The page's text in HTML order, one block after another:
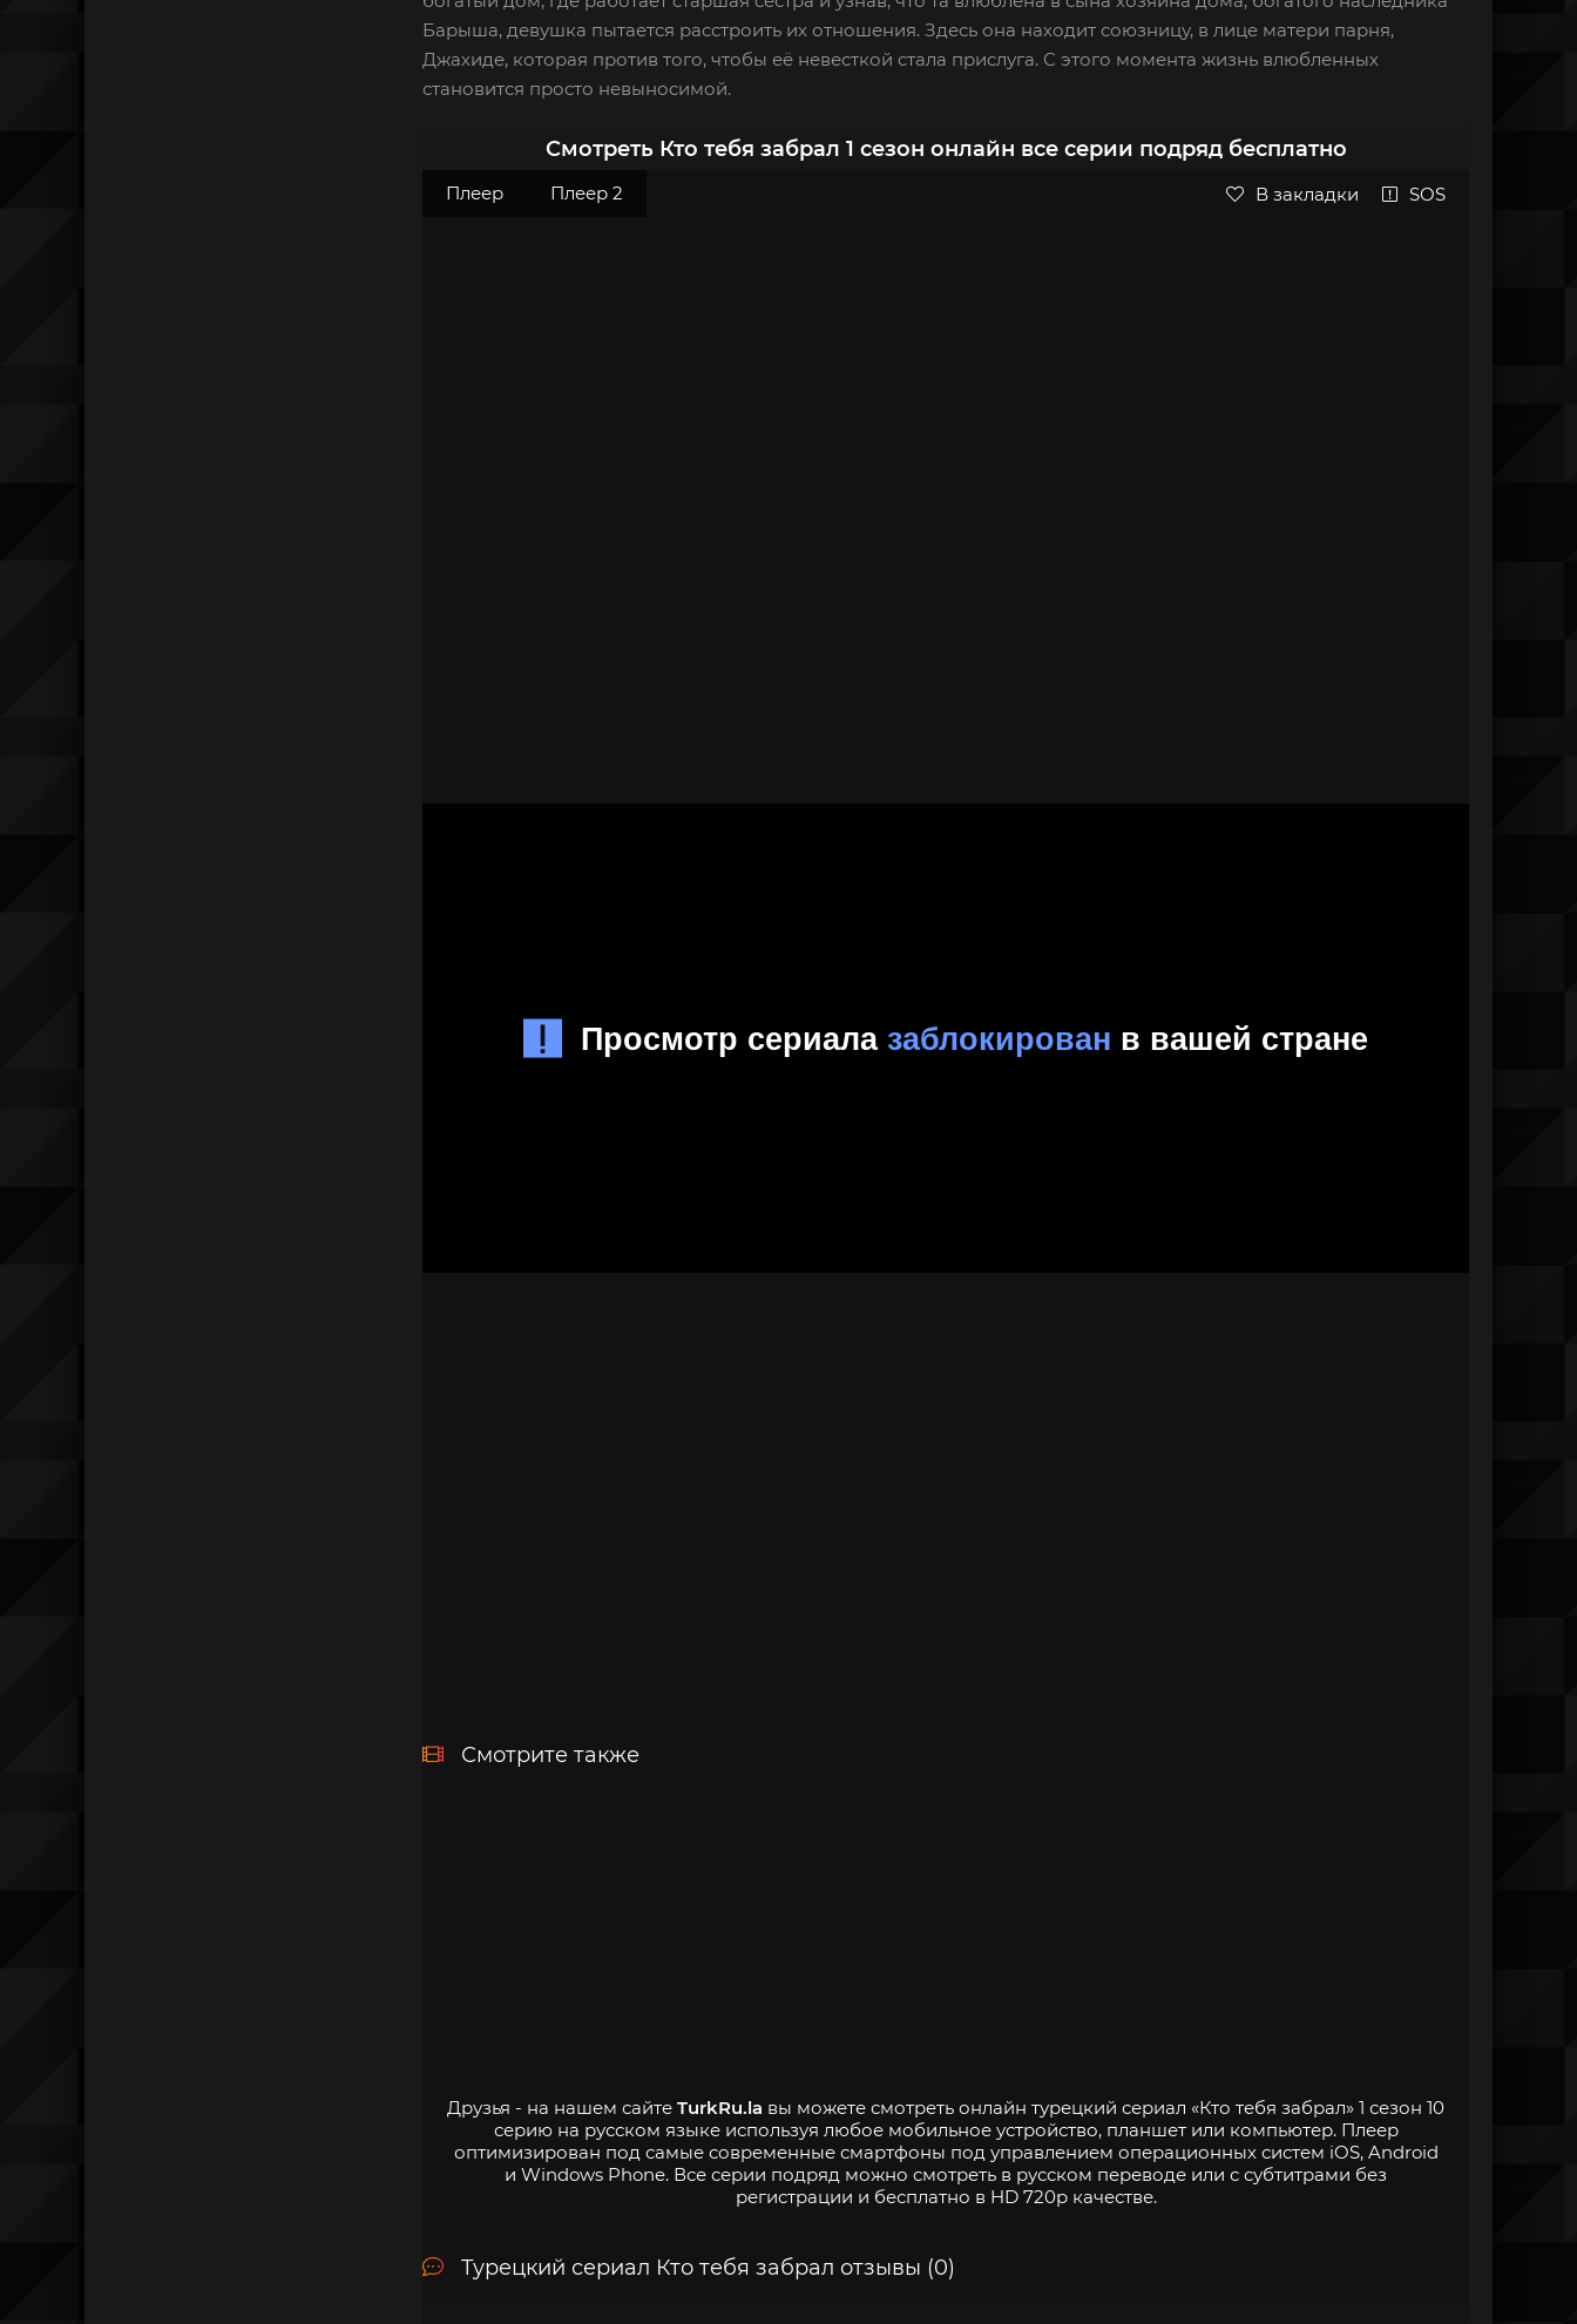
Барыша, девушка пытается расстроить их отношения. Здесь она находит союзницу, в лице матери парня,
Джахиде, которая против того, чтобы её невесткой стала прислуга. С этого момента жизнь влюбленных
становится просто невыносимой.
Смотреть Кто тебя забрал 1 сезон онлайн все серии подряд бесплатно
Плеер Плеер 2 В закладки SOS
Смотрите также
Друзья - на нашем сайте TurkRu.la вы можете смотреть онлайн турецкий сериал «Кто тебя забрал» 1 сезон 10
серию на русском языке используя любое мобильное устройство, планшет или компьютер. Плеер
оптимизирован под самые современные смартфоны под управлением операционных систем iOS, Android
и Windows Phone. Все серии подряд можно смотреть в русском переводе или с субтитрами без
регистрации и бесплатно в HD 720p качестве.
Турецкий сериал Кто тебя забрал отзывы (0)